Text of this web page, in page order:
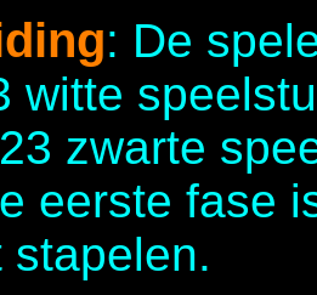
: De
witte
zwarte
eerste fase